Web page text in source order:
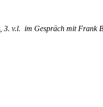
3. v.l. im Gespräch mit Frank